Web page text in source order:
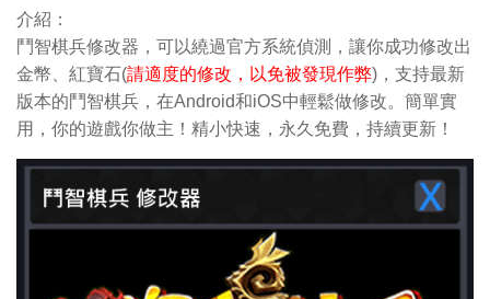
介紹：
鬥智棋兵修改器，可以繞過官方系統偵測，讓你成功修改出
金幣、紅寶石(請適度的修改，以免被發現作弊)，支持最新
版本的鬥智棋兵，在Android和iOS中輕鬆做修改。簡單實
用，你的遊戲你做主！精小快速，永久免費，持續更新！